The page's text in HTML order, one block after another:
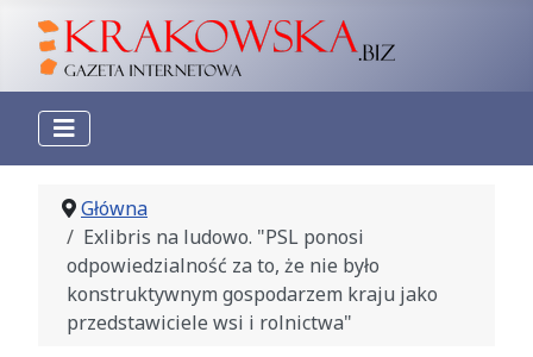
Główna
Exlibris na ludowo. "PSL ponosi
odpowiedzialność za to, że nie było
konstruktywnym gospodarzem kraju jako
przedstawiciele wsi i rolnictwa"